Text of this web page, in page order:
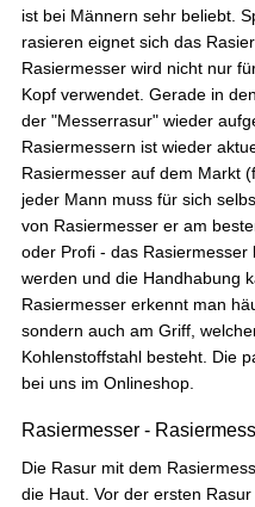
Festes Shampoo Anti-
Nutze es jetzt seit einer
zufrieden. Gutes,
Schuppen. Selbst die
Roland
Verifizierter Kunde
teuer
ist bei Männern sehr beliebt.
rasieren eignet sich das
Rasiermesser wird nicht nur
Kopf verwendet. Gerade in
der "Messerrasur" wieder
Rasiermessern ist wieder
Rasiermesser auf dem Markt
jeder Mann muss für sich
von Rasiermesser er am
oder Profi - das
werden und die Handhabung
Rasiermesser erkennt man
sondern auch am Griff,
Kohlenstoffstahl besteht. Die
bei uns im Onlineshop.
Rasiermesser -
Die Rasur mit dem
die Haut. Vor der ersten